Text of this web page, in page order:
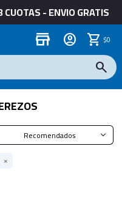
- ENVIO GRATIS
store $0
Recomendados